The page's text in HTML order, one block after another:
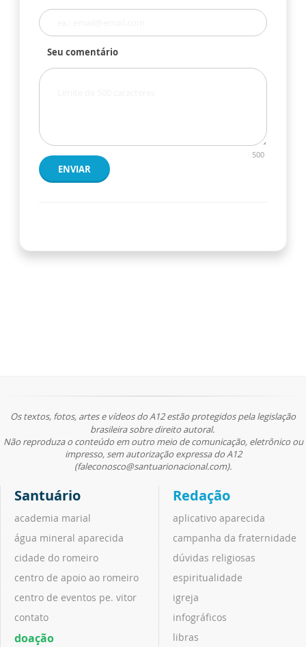
Seu comentário
500
ENVIAR
Os textos, fotos, artes e vídeos do A12 estão protegidos pela legislação
brasileira sobre direito autoral.
Não reproduza o conteúdo em outro meio de comunicação, eletrônico ou
impresso, sem autorização expressa do A12
(faleconosco@santuarionacional.com).
Santuário
academia marial
água mineral aparecida
cidade do romeiro
centro de apoio ao romeiro
centro de eventos pe. vitor
contato
doação
Redação
aplicativo aparecida
campanha da fraternidade
dúvidas religiosas
espiritualidade
igreja
infográficos
libras